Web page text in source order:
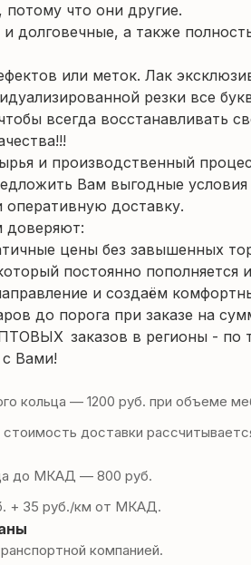
что они другие.
и долговечные, а также
или меток. Лак
резки все
всегда восстанавливать
и производственный
Вам выгодные
доставку.
доверяют:
цены без завышенных
постоянно пополняется
и создаём
до порога при заказе на
заказов в регионы - по
Вами!
кольца — 1200 руб. при объеме
доставки
до МКАД — 800 руб.
+ 35 руб./км от МКАД.
компанией.